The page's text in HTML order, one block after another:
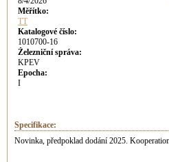
Měřítko:
TT
Katalogové číslo:
1010700-16
Železniční správa:
KPEV
Epocha:
I
Specifikace:
Novinka, předpoklad dodání 2025.